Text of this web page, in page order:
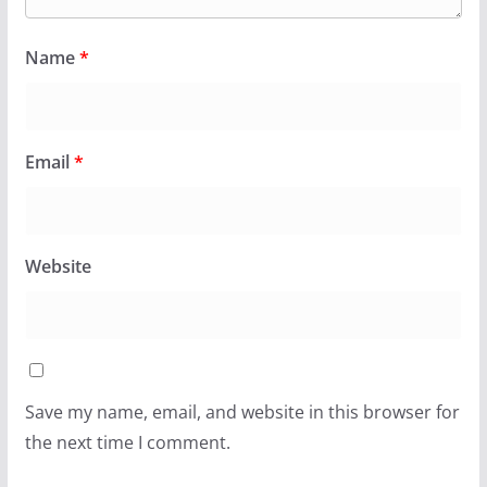
Name*
Email*
Website
Save my name, email, and website in this browser for
the next time I comment.